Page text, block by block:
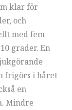
klar för
och
med fem
grader. En
frigörs i håret
en
Mindre